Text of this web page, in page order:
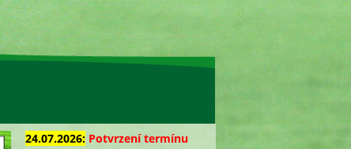
24.07.2026: Potvrzení termínu